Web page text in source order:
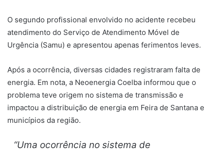
O segundo profissional envolvido no acidente recebeu
atendimento do Serviço de Atendimento Móvel de
Urgência (Samu) e apresentou apenas ferimentos leves.
Após a ocorrência, diversas cidades registraram falta de
energia. Em nota, a Neoenergia Coelba informou que o
problema teve origem no sistema de transmissão e
impactou a distribuição de energia em Feira de Santana e
municípios da região.
“Uma ocorrência no sistema de